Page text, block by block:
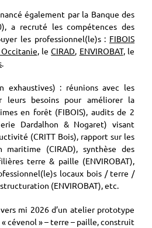
également par la Banque des
a recruté les compétences des
les professionnel(le)s : FIBOIS
Occitanie, leCIRAD, ENVIROBAT, le
.
exhaustives) : réunions avec les
leurs besoins pour améliorer la
en forêt (FIBOIS), audits de 2
Dardalhon & Nogaret) visant
(CRITT Bois), rapport sur les
maritime (CIRAD), synthèse des
terre & paille (ENVIROBAT),
locaux bois / terre /
(ENVIROBAT), etc.
mi 2026 d’un atelier prototype
cévenol » – terre – paille, construit